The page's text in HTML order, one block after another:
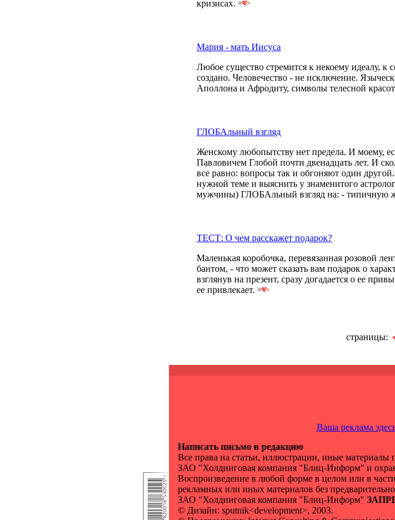
кризисах.
Мария - мать Иисуса
Любое существо стремится к некоему идеалу, к
создано. Человечество - не исключение.
Аполлона и Афродиту, символы телесной
ГЛОБАльный взгляд
Женскому любопытству нет предела. И моему,
Павловичем Глобой почти двенадцать лет. И
все равно: вопросы так и обгоняют один
нужной теме и выяснить у знаменитого
мужчины) ГЛОБАльный взгляд на: - типичную
ТЕСТ: О чем расскажет подарок?
Маленькая коробочка, перевязанная розовой
бантом, - что может сказать вам подарок о
взглянув на презент, сразу догадается о ее
ее привлекает.
страницы:
Ваша реклама
Написать письмо в редакцию
Все права на статьи, иллюстрации, иные материалы
ЗАО "Холдинговая компания "Блиц-Информ" и
Воспроизведение в любой форме в целом или в
рекламных или иных материалов без
ЗАО "Холдинговая компания "Блиц-Информ"
© Дизайн: sputnik<development>, 2003.